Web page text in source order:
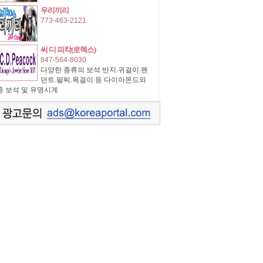
우리끼리
773-463-2121
씨 디 피칵(로렉스)
847-564-8030
다양한 종류의 보석 반지.귀걸이.펜
던트.팔찌.목걸이 등 다이아몬드와
보석 및 유명시계